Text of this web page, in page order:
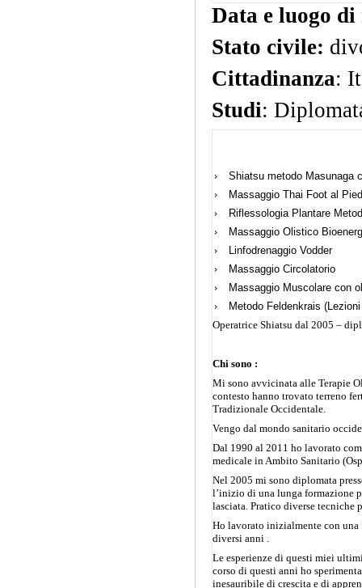
Data e luogo di
Stato civile:
Cittadinanza:
Studi:
Shiatsu metodo Masunaga
Massaggio Thai Foot al
Riflessologia Plantare
Massaggio Olistico
Linfodrenaggio Vodder
Massaggio Circolatorio
Massaggio Muscolare con
Metodo Feldenkrais
Operatrice Shiatsu dal 2005 –
Chi sono :
Mi sono avvicinata alle Terapie
contesto hanno trovato terreno
Tradizionale Occidentale.
Vengo dal mondo sanitario
Dal 1990 al 2011 ho lavorato
medicale in Ambito Sanitario
Nel 2005 mi sono diplomata
l’inizio di una lunga formazione
lasciata. Pratico diverse tecniche
Ho lavorato inizialmente con una
diversi anni .
Le esperienze di questi miei
corso di questi anni ho
inesauribile di crescita e di